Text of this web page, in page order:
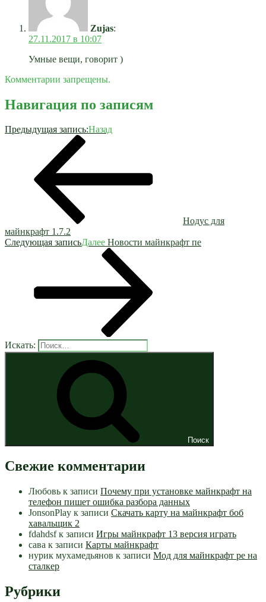
Zujas:
27.11.2017 в 10:07
Умные вещи, говорит )
Комментарии запрещены.
Навигация по записям
Предыдущая запись:Назад
Нодус для
майнкрафт 1.7.2
Следующая записьДалее Новости майнкрафт пе
Искать:
Поиск
Свежие комментарии
Любовь к записи Почему при установке майнкрафт на
телефон пишет ошибка разбора данных
JonsonPlay к записи Скачать карту на майнкрафт боб
хавальщик 2
fdahdsfк записи Игры майнкрафт 13 версия играть
сава к записи Карты майнкрафт
нурик мухамедьянов к записи Мод для майнкрафт pe на
сталкер
Рубрики